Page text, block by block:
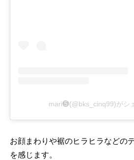
mari❺(@bks_cinq99)がシ
お顔まわりや裾のヒラヒラなどの
を感じます。